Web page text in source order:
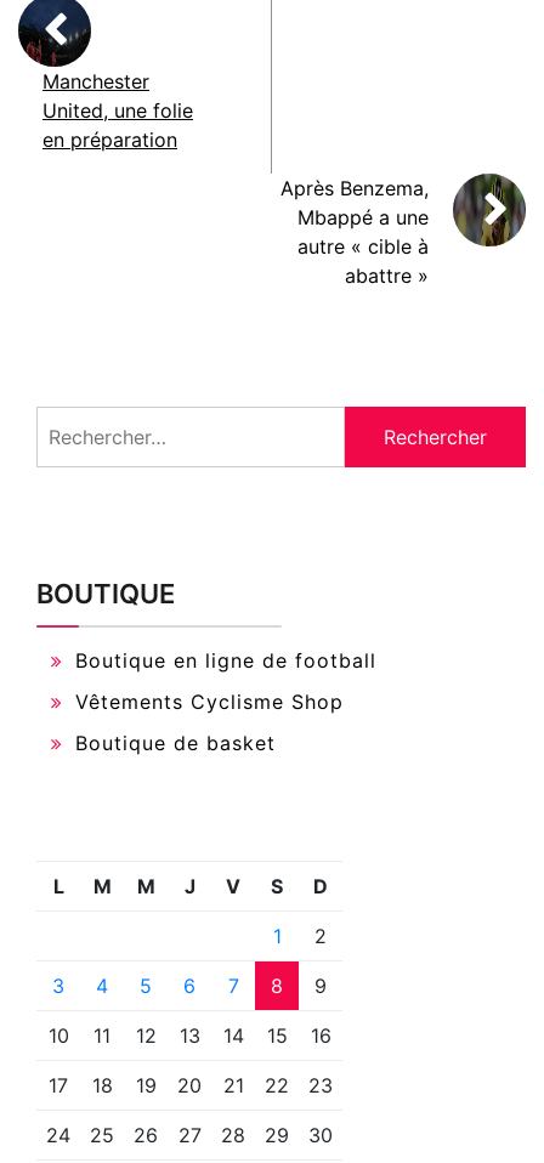
Manchester
United, une folie
en préparation
Après Benzema,
Mbappé a une
autre « cible à
abattre »
BOUTIQUE
Boutique en ligne de football
Vêtements Cyclisme Shop
Boutique de basket
L M M J V S D
1 2
3 4 5 6 7 8 9
10 11 12 13 14 15 16
17 18 19 20 21 22 23
24 25 26 27 28 29 30